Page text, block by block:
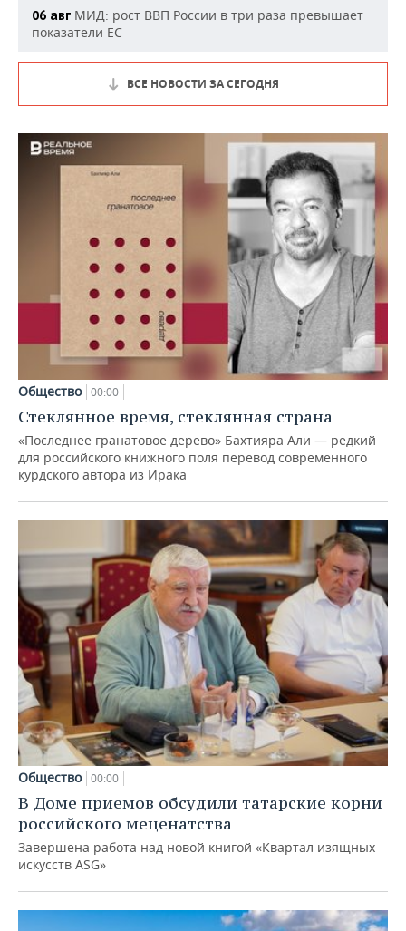
06 авг МИД: рост ВВП России в три раза превышает
показатели ЕС
ВСЕ НОВОСТИ ЗА СЕГОДНЯ
Общество 00:00
Стеклянное время, стеклянная страна
«Последнее гранатовое дерево» Бахтияра Али — редкий
для российского книжного поля перевод современного
курдского автора из Ирака
Общество 00:00
В Доме приемов обсудили татарские корни
российского меценатства
Завершена работа над новой книгой «Квартал изящных
искусств ASG»